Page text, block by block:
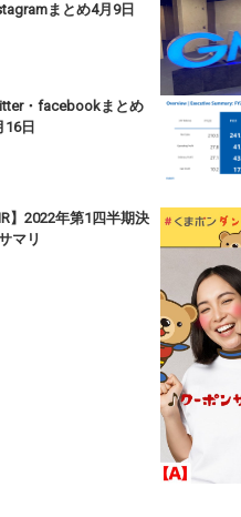
まとめ4月9日
・facebookまとめ
16日
IR】2022年第1四半期決
マリ